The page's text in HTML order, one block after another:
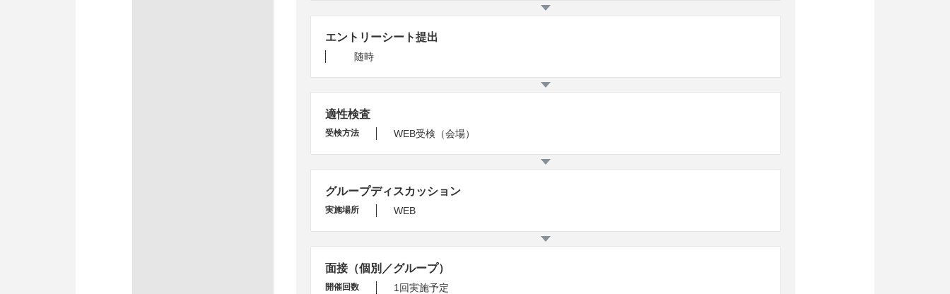
エントリーシート提出
随時
適性検査
受検方法 WEB受検（会場）
グループディスカッション
実施場所 WEB
面接（個別／グループ）
開催回数 1回実施予定